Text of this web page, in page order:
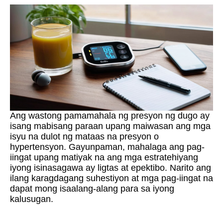
Ang wastong pamamahala ng presyon ng dugo ay
isang mabisang paraan upang maiwasan ang mga
isyu na dulot ng mataas na presyon o
hypertensyon. Gayunpaman, mahalaga ang pag-
iingat upang matiyak na ang mga estratehiyang
iyong isinasagawa ay ligtas at epektibo. Narito ang
ilang karagdagang suhestiyon at mga pag-iingat na
dapat mong isaalang-alang para sa iyong
kalusugan.